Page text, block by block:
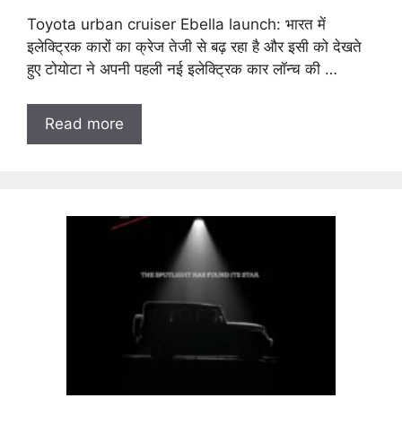
Toyota urban cruiser Ebella launch: भारत में
इलेक्ट्रिक कारों का क्रेज तेजी से बढ़ रहा है और इसी को देखते
हुए टोयोटा ने अपनी पहली नई इलेक्ट्रिक कार लॉन्च की …
Read more